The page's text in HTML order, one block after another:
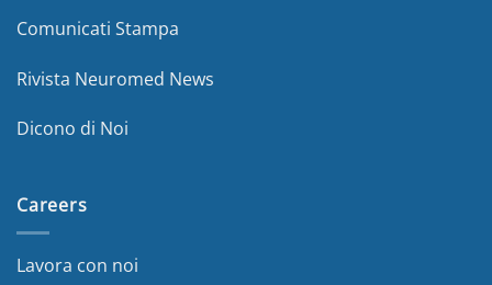
Comunicati Stampa
Rivista Neuromed News
Dicono di Noi
Careers
Lavora con noi